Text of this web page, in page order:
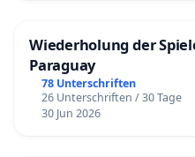
Wiederholung der
Paraguay
78 Unterschriften
26 Unterschriften / 30 Tage
30 Jun 2026